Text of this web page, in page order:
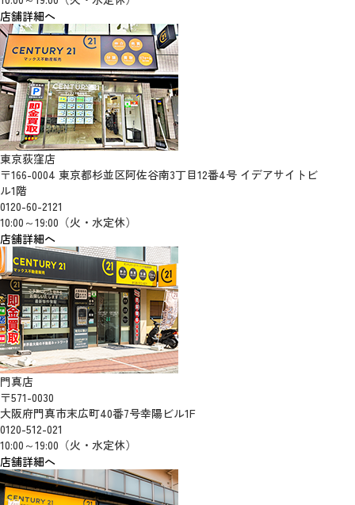
店舗詳細へ
東京荻窪店
〒166-0004 東京都杉並区阿佐谷南3丁目12番4号 イデアサイトビ
ル1階
0120-60-2121
10:00～19:00（火・水定休）
店舗詳細へ
門真店
〒571-0030
大阪府門真市末広町40番7号幸陽ビル1F
0120-512-021
10:00～19:00（火・水定休）
店舗詳細へ